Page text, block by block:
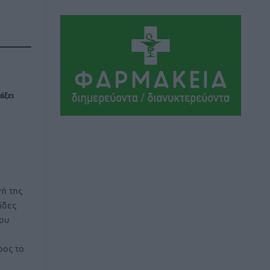
της
το
Συνελήφθη 37χρονη στη Ρόδο γιατί
είχε αφήσει τα τρία ανήλικα παιδιά της
χωρίς επιτήρηση
Τοπικές Ειδήσεις πριν 9 ώρες
Σταυρός Καλυθιών: Απέκτησε την